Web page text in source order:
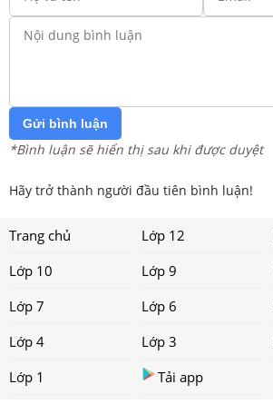
Gửi bình luận
*Bình luận sẽ hiển thị sau khi được duyệt
Hãy trở thành người đầu tiên bình luận!
Trang chủ Lớp 12
Lớp 10
Lớp 9
Lớp 7
Lớp 6
Lớp 4
Lớp 3
Lớp 1
Tải app